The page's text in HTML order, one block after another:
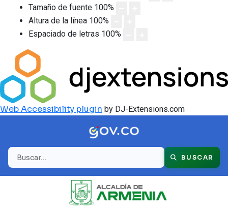
Tamaño de fuente 100%
Altura de la línea 100%
Espaciado de letras 100%
Web Accessibility plugin by DJ-Extensions.com
Buscar BUSCAR